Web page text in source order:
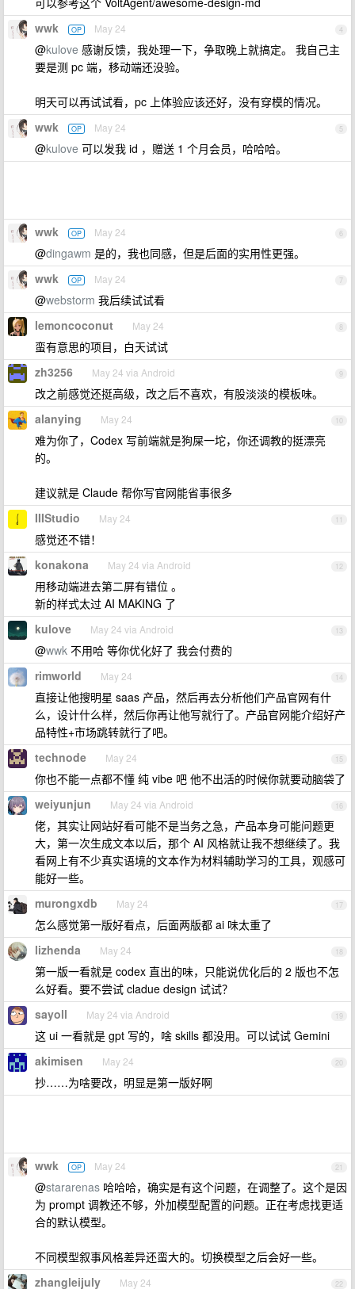
4
wwk OP May 24
@kulove 感谢反馈，我处理一下，争取晚上就搞定。 我自己主
要是测 pc 端，移动端还没验。
明天可以再试试看，pc 上体验应该还好，没有穿模的情况。
5
wwk OP May 24
@kulove 可以发我 id ，赠送 1 个月会员，哈哈哈。
6
wwk OP May 24
@dingawm 是的，我也同感，但是后面的实用性更强。
7
wwk OP May 24
@webstorm 我后续试试看
8
lemoncoconut May 24
蛮有意思的项目，白天试试
9
zh3256 May 24 via Android
改之前感觉还挺高级，改之后不喜欢，有股淡淡的模板味。
10
alanying May 24
难为你了，Codex 写前端就是狗屎一坨，你还调教的挺漂亮
的。
建议就是 Claude 帮你写官网能省事很多
11
IIIStudio May 24
感觉还不错！
12
konakona May 24 via Android
用移动端进去第二屏有错位 。
新的样式太过 AI MAKING 了
13
kulove May 24 via Android
@wwk 不用哈 等你优化好了 我会付费的
14
rimworld May 24
直接让他搜明星 saas 产品，然后再去分析他们产品官网有什
么，设计什么样，然后你再让他写就行了。产品官网能介绍好产
品特性+市场跳转就行了吧。
15
technode May 24
你也不能一点都不懂 纯 vibe 吧 他不出活的时候你就要动脑袋了
16
weiyunjun May 24 via Android
佬，其实让网站好看可能不是当务之急，产品本身可能问题更
大，第一次生成文本以后，那个 AI 风格就让我不想继续了。我
看网上有不少真实语境的文本作为材料辅助学习的工具，观感可
能好一些。
17
murongxdb May 24
怎么感觉第一版好看点，后面两版都 ai 味太重了
18
lizhenda May 24
第一版一看就是 codex 直出的味，只能说优化后的 2 版也不怎
么好看。要不尝试 cladue design 试试？
19
sayoll May 24 via Android
这 ui 一看就是 gpt 写的，啥 skills 都没用。可以试试 Gemini
20
akimisen May 24
抄……为啥要改，明显是第一版好啊
21
wwk OP May 24
@stararenas 哈哈哈，确实是有这个问题，在调整了。这个是因
为 prompt 调教还不够，外加模型配置的问题。正在考虑找更适
合的默认模型。
不同模型叙事风格差异还蛮大的。切换模型之后会好一些。
22
zhangleijuly May 24